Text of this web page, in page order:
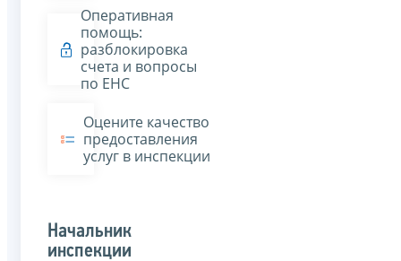
Оперативная
помощь:
разблокировка
счета и вопросы
по ЕНС
Оцените качество
предоставления
услуг в инспекции
Начальник
инспекции